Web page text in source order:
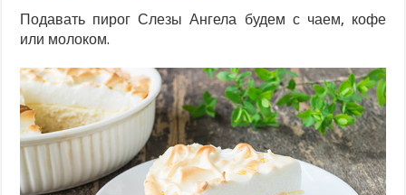
Подавать пирог Слезы Ангела будем с чаем, кофе
или молоком.